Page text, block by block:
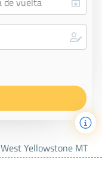
West Yellowstone MT